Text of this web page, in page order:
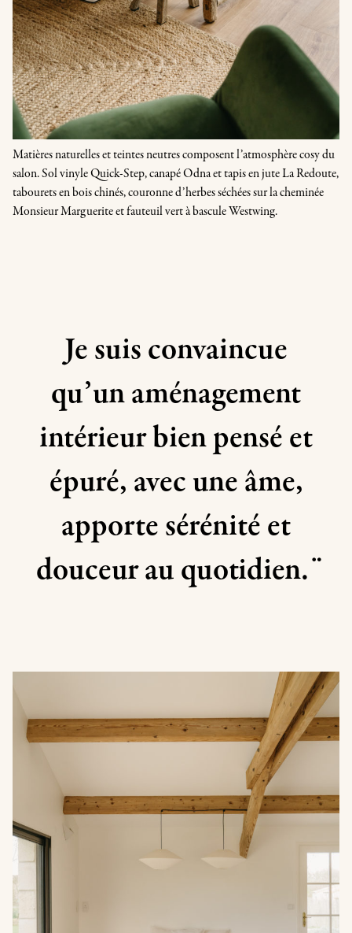
Matières naturelles et teintes neutres composent l’atmosphère cosy du
salon. Sol vinyle Quick-Step, canapé Odna et tapis en jute La Redoute,
tabourets en bois chinés, couronne d’herbes séchées sur la cheminée
Monsieur Marguerite et fauteuil vert à bascule Westwing.
Je suis convaincue
qu’un aménagement
intérieur bien pensé et
épuré, avec une âme,
apporte sérénité et
douceur au quotidien. ̈